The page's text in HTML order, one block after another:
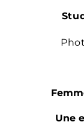
Une